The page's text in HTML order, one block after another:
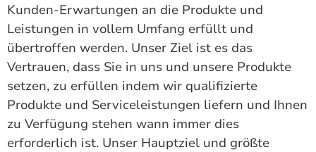
Kunden-Erwartungen an die Produkte und
Leistungen in vollem Umfang erfüllt und
übertroffen werden. Unser Ziel ist es das
Vertrauen, dass Sie in uns und unsere Produkte
setzen, zu erfüllen indem wir qualifizierte
Produkte und Serviceleistungen liefern und Ihnen
zu Verfügung stehen wann immer dies
erforderlich ist. Unser Hauptziel und größte